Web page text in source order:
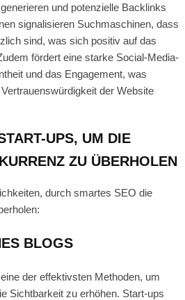
und potenzielle Backlinks
signalisieren Suchmaschinen, dass
sind, was sich positiv auf das
fördert eine starke Social-Media-
und das Engagement, was
der Website
UPS, UM DIE
ZU ÜBERHOLEN
durch smartes SEO die
BLOGS
der effektivsten Methoden, um
Sichtbarkeit zu erhöhen. Start-ups